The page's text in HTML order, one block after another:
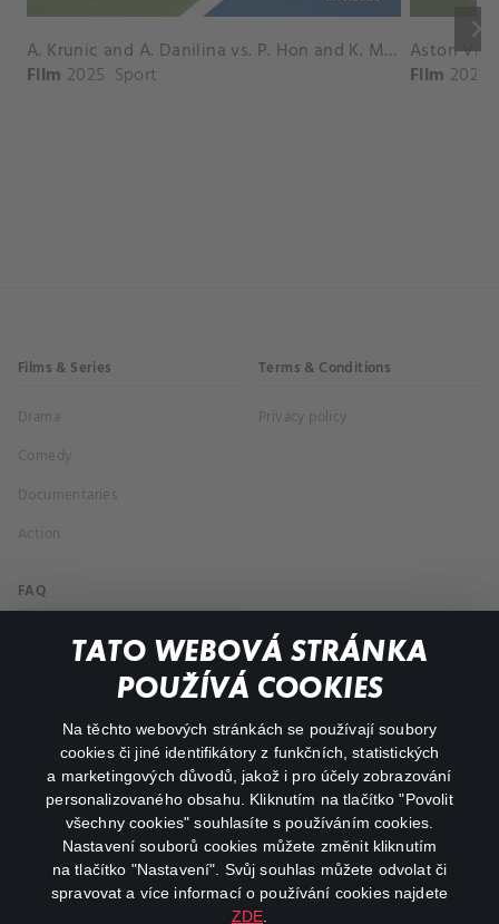
TATO WEBOVÁ STRÁNKA
POUŽÍVÁ COOKIES
Na těchto webových stránkách se používají soubory
cookies či jiné identifikátory z funkčních, statistických
a marketingových důvodů, jakož i pro účely zobrazování
personalizovaného obsahu. Kliknutím na tlačítko "Povolit
všechny cookies" souhlasíte s používáním cookies.
Nastavení souborů cookies můžete změnit kliknutím
na tlačítko "Nastavení". Svůj souhlas můžete odvolat či
spravovat a více informací o používání cookies najdete
ZDE
keyboard_arrow_right
A. Krunic and A. Danilina vs. P. Hon and K. Muchova Match Highlights - BEIJING_Capital Group Diamond ( October 02, 2025)
Film 2025 Sport Film 2026
Films & Series
Drama
Comedy
Documentaries
Action
Terms & Conditions
Privacy policy
FAQ
My profile
facebookinstagram
youtube